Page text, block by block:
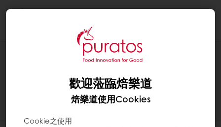
歡迎蒞臨焙樂道
焙樂道使用Cookies
Cookie之使用